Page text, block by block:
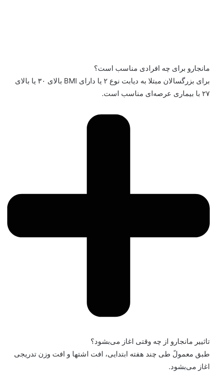
مانجارو برای چه افرادی مناسب است؟
برای بزرگسالان مبتلا به دیابت نوع ۲ یا دارای BMI بالای ۳۰ یا بالای
۲۷ با بیماری عرصه‌ای مناسب است.
تاثییر مانجارو از چه وقتی اغاز می‌بشود؟
طبق معمولً طی چند هفته ابتدایی، افت اشتها و افت وزن تدریجی
اغاز می‌بشود.